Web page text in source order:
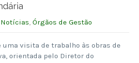
Notícias, Órgãos de Gestão
visita de trabalho às obras de
orientada pelo Diretor do